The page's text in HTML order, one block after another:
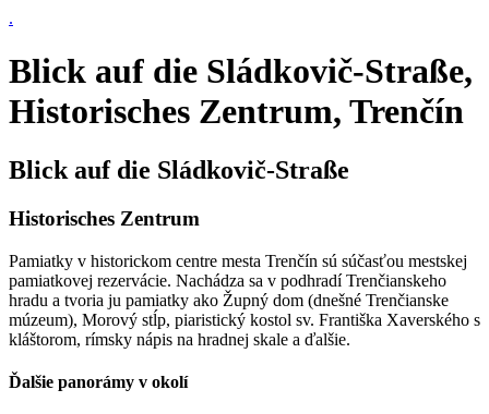
.
Blick auf die Sládkovič-Straße,
Historisches Zentrum, Trenčín
Blick auf die Sládkovič-Straße
Historisches Zentrum
Pamiatky v historickom centre mesta Trenčín sú súčasťou mestskej
pamiatkovej rezervácie. Nachádza sa v podhradí Trenčianskeho
hradu a tvoria ju pamiatky ako Župný dom (dnešné Trenčianske
múzeum), Morový stĺp, piaristický kostol sv. Františka Xaverského s
kláštorom, rímsky nápis na hradnej skale a ďalšie.
Ďalšie panorámy v okolí